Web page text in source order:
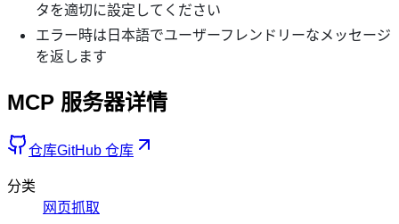
タを適切に設定してください
エラー時は日本語でユーザーフレンドリーなメッセージ
を返します
MCP 服务器详情
仓库GitHub 仓库
分类
网页抓取